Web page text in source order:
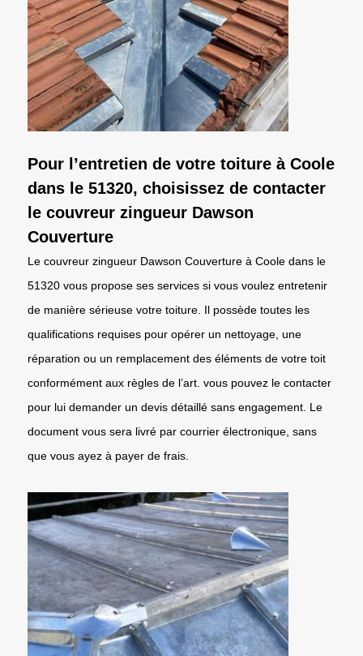
Pour l’entretien de votre toiture à Coole
dans le 51320, choisissez de contacter
le couvreur zingueur Dawson
Couverture
Le couvreur zingueur Dawson Couverture à Coole dans le
51320 vous propose ses services si vous voulez entretenir
de manière sérieuse votre toiture. Il possède toutes les
qualifications requises pour opérer un nettoyage, une
réparation ou un remplacement des éléments de votre toit
conformément aux règles de l’art. vous pouvez le contacter
pour lui demander un devis détaillé sans engagement. Le
document vous sera livré par courrier électronique, sans
que vous ayez à payer de frais.